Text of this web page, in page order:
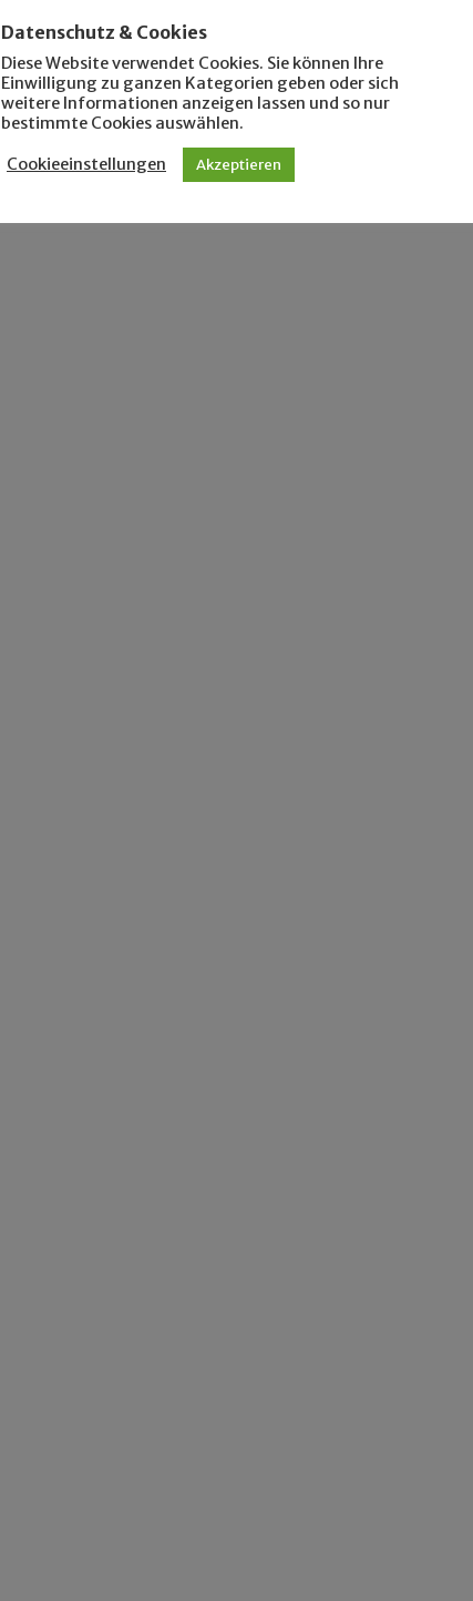
Datenschutz & Cookies
Diese Website verwendet Cookies. Sie können Ihre
Einwilligung zu ganzen Kategorien geben oder sich
weitere Informationen anzeigen lassen und so nur
bestimmte Cookies auswählen.
Cookieeinstellungen Akzeptieren